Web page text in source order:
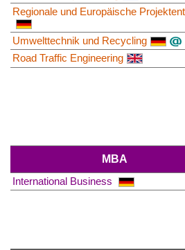
Regionale und Europäische
Umwelttechnik und Recycling
Road Traffic Engineering
MBA
International Business